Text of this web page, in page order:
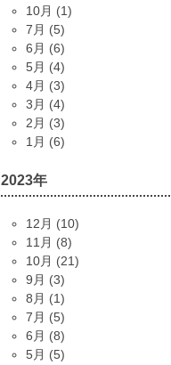
10月 (1)
7月 (5)
6月 (6)
5月 (4)
4月 (3)
3月 (4)
2月 (3)
1月 (6)
2023年
12月 (10)
11月 (8)
10月 (21)
9月 (3)
8月 (1)
7月 (5)
6月 (8)
5月 (5)